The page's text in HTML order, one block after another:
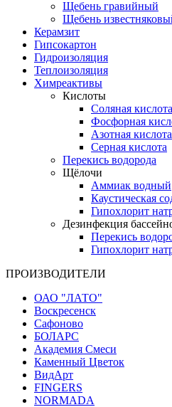
Щебень гравийный
Щебень
Керамзит
Гипсокартон
Гидроизоляция
Теплоизоляция
Химреактивы
Кислоты
Соляная кислота
Фосфорная
Азотная кислота
Серная кислота
Перекись водорода
Щёлочи
Аммиак водный
Каустическая
Гипохлорит
Дезинфекция
Перекись
Гипохлорит
ПРОИЗВОДИТЕЛИ
ОАО "ЛАТО"
Воскресенск
Сафоново
БОЛАРС
Академия Смеси
Каменный Цветок
ВидАрт
FINGERS
NORMADA